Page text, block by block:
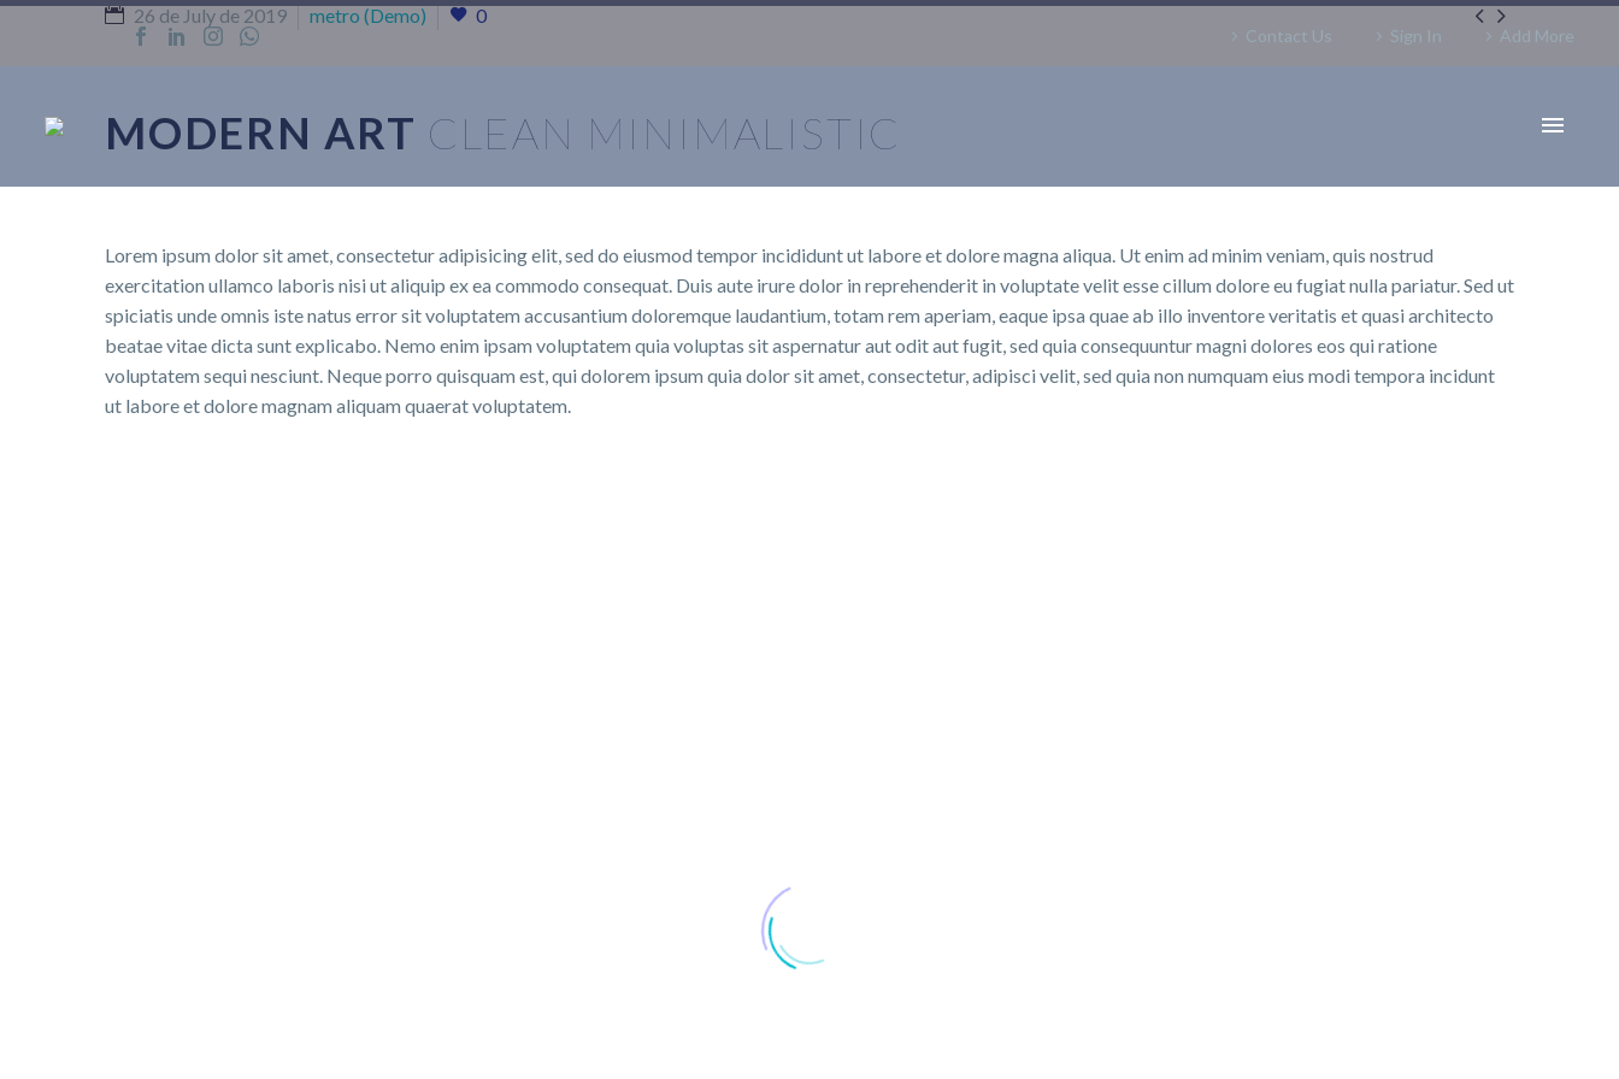
Contact Us Sign In Add More

26 de July de 2019 metro (Demo) 0
MODERN ART CLEAN MINIMALISTIC
Lorem ipsum dolor sit amet, consectetur adipisicing elit, sed do eiusmod tempor incididunt ut labore et dolore magna aliqua. Ut enim ad minim veniam, quis nostrud
exercitation ullamco laboris nisi ut aliquip ex ea commodo consequat. Duis aute irure dolor in reprehenderit in voluptate velit esse cillum dolore eu fugiat nulla pariatur. Sed ut
spiciatis unde omnis iste natus error sit voluptatem accusantium doloremque laudantium, totam rem aperiam, eaque ipsa quae ab illo inventore veritatis et quasi architecto
beatae vitae dicta sunt explicabo. Nemo enim ipsam voluptatem quia voluptas sit aspernatur aut odit aut fugit, sed quia consequuntur magni dolores eos qui ratione
voluptatem sequi nesciunt. Neque porro quisquam est, qui dolorem ipsum quia dolor sit amet, consectetur, adipisci velit, sed quia non numquam eius modi tempora incidunt
ut labore et dolore magnam aliquam quaerat voluptatem.